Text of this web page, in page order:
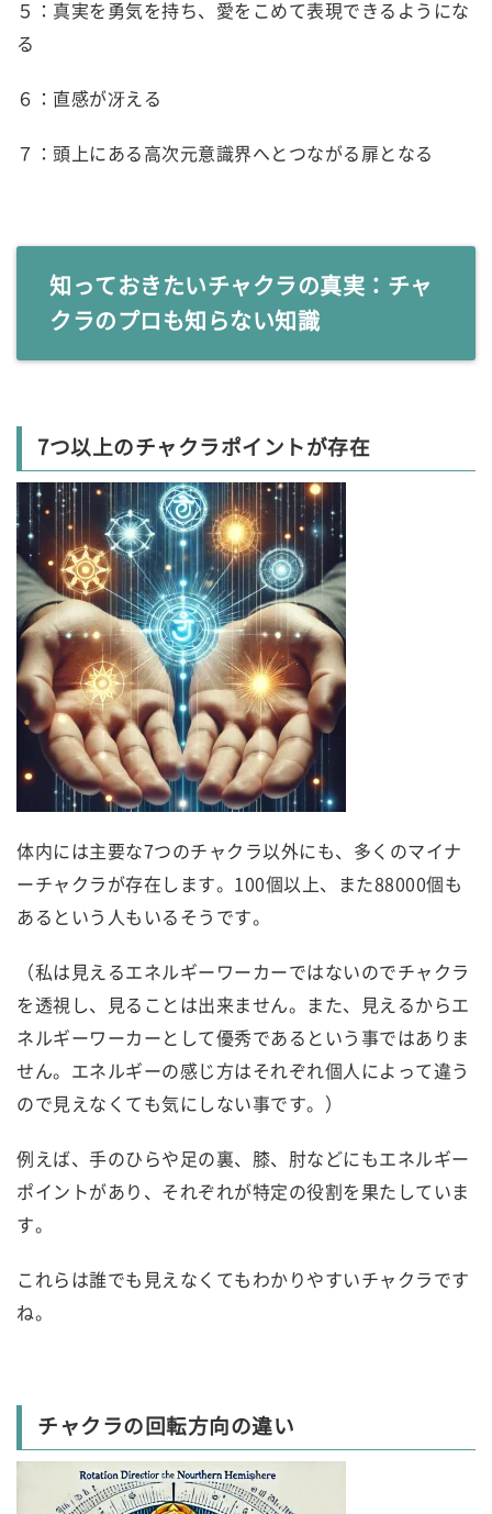
５：真実を勇気を持ち、愛をこめて表現できるようにな
る
６：直感が冴える
７：頭上にある高次元意識界へとつながる扉となる
知っておきたいチャクラの真実：チャ
クラのプロも知らない知識
7つ以上のチャクラポイントが存在
体内には主要な7つのチャクラ以外にも、多くのマイナ
ーチャクラが存在します。100個以上、また88000個も
あるという人もいるそうです。
（私は見えるエネルギーワーカーではないのでチャクラ
を透視し、見ることは出来ません。また、見えるからエ
ネルギーワーカーとして優秀であるという事ではありま
せん。エネルギーの感じ方はそれぞれ個人によって違う
ので見えなくても気にしない事です。）
例えば、手のひらや足の裏、膝、肘などにもエネルギー
ポイントがあり、それぞれが特定の役割を果たしていま
す。
これらは誰でも見えなくてもわかりやすいチャクラです
ね。
チャクラの回転方向の違い